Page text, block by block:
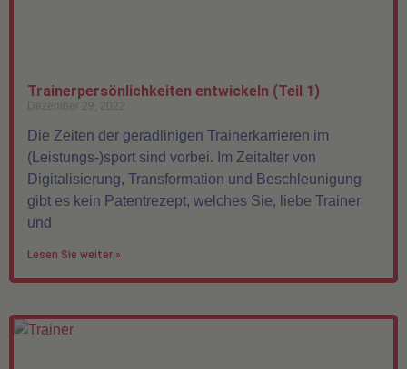
Trainerpersönlichkeiten entwickeln (Teil 1)
Dezember 29, 2022
Die Zeiten der geradlinigen Trainerkarrieren im
(Leistungs-)sport sind vorbei. Im Zeitalter von
Digitalisierung, Transformation und Beschleunigung
gibt es kein Patentrezept, welches Sie, liebe Trainer
und
Lesen Sie weiter »